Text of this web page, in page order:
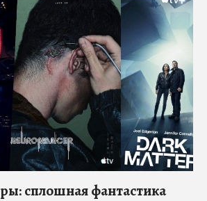
сплошная фантастика